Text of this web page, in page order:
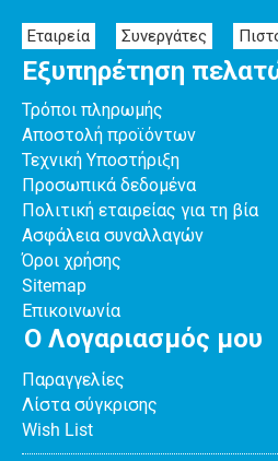
Εταιρεία Συνεργάτες
Εξυπηρέτηση
Τρόποι πληρωμής
Αποστολή προϊόντων
Τεχνική Υποστήριξη
Προσωπικά δεδομένα
Πολιτική εταιρείας για τη βία
Ασφάλεια συναλλαγών
Όροι χρήσης
Sitemap
Επικοινωνία
Ο Λογαριασμός μου
Παραγγελίες
Λίστα σύγκρισης
Wish List